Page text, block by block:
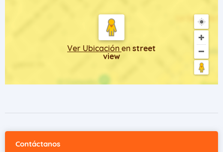
Ver Ubicación en street
view
Contáctanos